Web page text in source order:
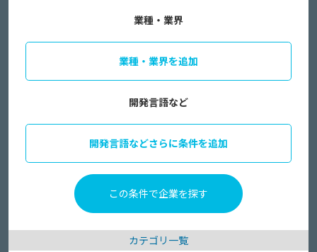
業種・業界
業種・業界を追加
開発言語など
開発言語などさらに条件を追加
カテゴリ一覧